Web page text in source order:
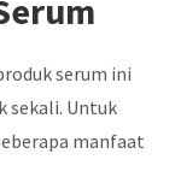
serum ini
sekali. Untuk
manfaat